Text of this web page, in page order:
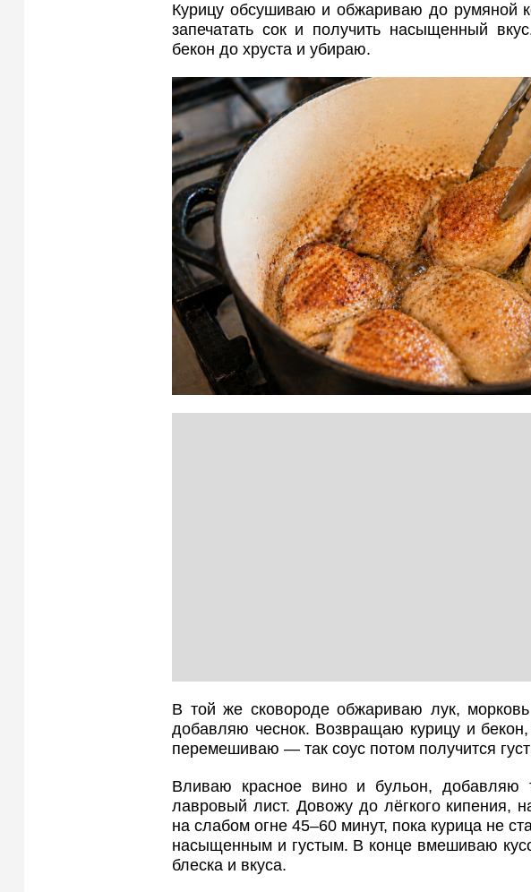
Курицу обсушиваю и обжариваю до румяной
запечатать сок и получить насыщенный
бекон до хруста и убираю.
В той же сковороде обжариваю лук,
добавляю чеснок. Возвращаю курицу и
перемешиваю — так соус потом получится
Вливаю красное вино и бульон, добавляю
лавровый лист. Довожу до лёгкого кипения,
на слабом огне 45–60 минут, пока курица не
насыщенным и густым. В конце вмешиваю
блеска и вкуса.